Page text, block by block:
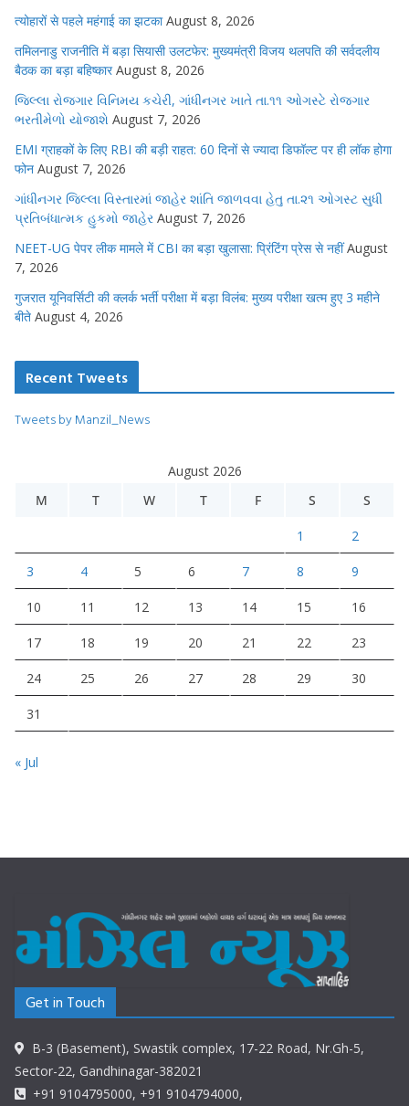
त्योहारों से पहले महंगाई का झटका August 8, 2026
तमिलनाडु राजनीति में बड़ा सियासी उलटफेर: मुख्यमंत्री विजय थलपति की सर्वदलीय
बैठक का बड़ा बहिष्कार August 8, 2026
જિલ્લા રોજગાર વિનિમય કચેરી, ગાંધીનગર ખાતે તા.૧૧ ઓગસ્ટે રોજગાર
ભરતીમેળો યોજાશે August 7, 2026
EMI ग्राहकों के लिए RBI की बड़ी राहत: 60 दिनों से ज्यादा डिफॉल्ट पर ही लॉक होगा
फोन August 7, 2026
ગાંધીનગર જિલ્લા વિસ્તારમાં જાહેર શાંતિ જાળવવા હેતુ તા.૨૧ ઓગસ્ટ સુધી
પ્રતિબંધાત્મક હુકમો જાહેર August 7, 2026
NEET-UG पेपर लीक मामले में CBI का बड़ा खुलासा: प्रिंटिंग प्रेस से नहीं August
7, 2026
गुजरात यूनिवर्सिटी की क्लर्क भर्ती परीक्षा में बड़ा विलंब: मुख्य परीक्षा खत्म हुए 3 महीने
बीते August 4, 2026
Recent Tweets
Tweets by Manzil_News
August 2026
M
T W T F S S
1 2
3 4 5 6 7 8 9
10 11 12 13 14 15 16
17 18 19 20 21 22 23
24 25 26 27 28 29 30
31
« Jul
Get in Touch
B-3 (Basement), Swastik complex, 17-22 Road, Nr.Gh-5,
Sector-22, Gandhinagar-382021
+91 9104795000, +91 9104794000,